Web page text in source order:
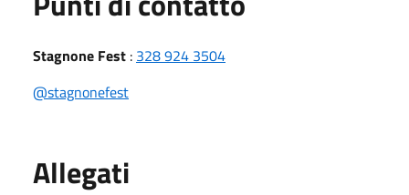
Stagnone Fest : 328 924 3504
@stagnonefest
Allegati